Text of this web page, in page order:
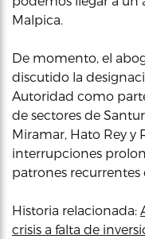
Malpica.
De momento, el
discutido la
Autoridad como
de sectores de
Miramar, Hato Rey y
interrupciones
patrones recurrentes
Historia relacionada:
crisis a falta de